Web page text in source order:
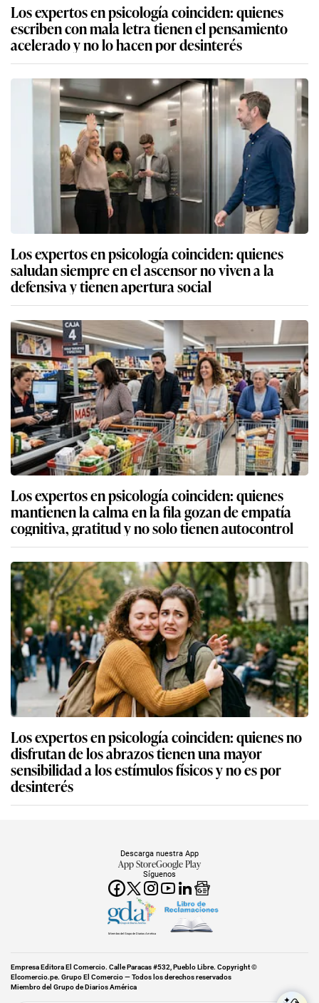
Los expertos en psicología coinciden: quienes
escriben con mala letra tienen el pensamiento
acelerado y no lo hacen por desinterés
Los expertos en psicología coinciden: quienes
saludan siempre en el ascensor no viven a la
defensiva y tienen apertura social
Los expertos en psicología coinciden: quienes
mantienen la calma en la fila gozan de empatía
cognitiva, gratitud y no solo tienen autocontrol
Los expertos en psicología coinciden: quienes no
disfrutan de los abrazos tienen una mayor
sensibilidad a los estímulos físicos y no es por
desinterés
Síguenos
Descarga nuestra App
App StoreGoogle Play
Miembro del Grupo de Diarios América
Empresa Editora El Comercio. Calle Paracas #532, Pueblo Libre. Copyright ©
Elcomercio.pe. Grupo El Comercio — Todos los derechos reservados
Miembro del Grupo de Diarios América